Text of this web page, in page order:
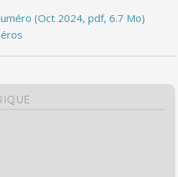
(Oct 2024, pdf, 6.7 Mo)